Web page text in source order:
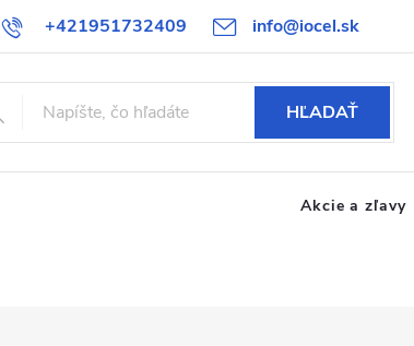
+421951732409 info@iocel.sk
Blog Obchodné podmienky Obľúbené
HĽADAŤ
Akcie a zľavy